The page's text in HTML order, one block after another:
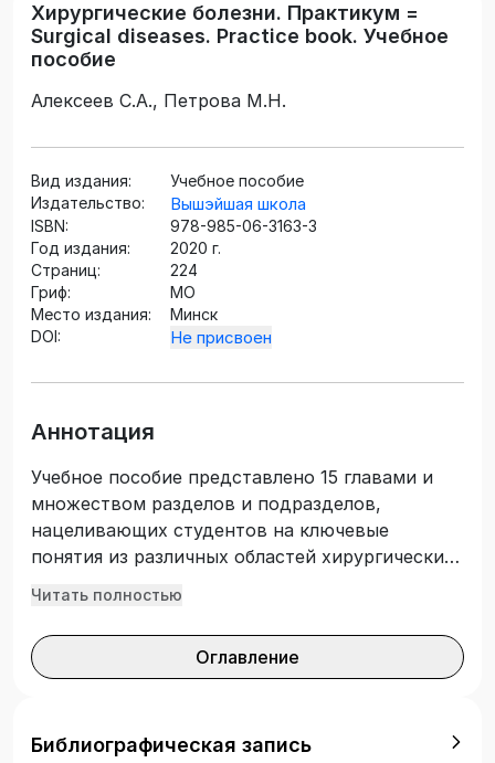
Хирургические болезни. Практикум =
Surgical diseases. Practice book. Учебное
пособие
Алексеев С.А., Петрова М.Н.
Вид издания:
Учебное пособие
Издательство:
Вышэйшая школа
ISBN:
978-985-06-3163-3
Год издания:
2020 г.
Страниц:
224
Гриф:
МО
Место издания:
Минск
DOI:
Не присвоен
Аннотация
Учебное пособие представлено 15 главами и
множеством разделов и подразделов,
нацеливающих студентов на ключевые
понятия из различных областей хирургических
болезней, особенности их проявления,
отводится изучению терминологии,
международной классификации болезней 10-го
болезней. Теоретическое описание изучаемого
Читать полностью
Оглавление
Библиографическая запись